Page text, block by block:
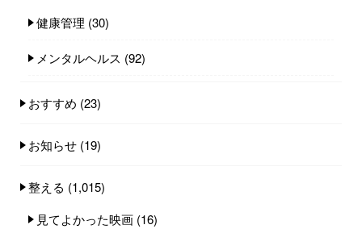
健康管理 (30)
メンタルヘルス (92)
おすすめ (23)
お知らせ (19)
整える (1,015)
見てよかった映画 (16)